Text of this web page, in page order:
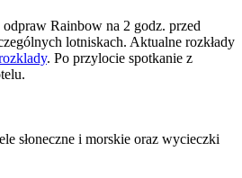
Rainbow na 2 godz. przed
lotniskach. Aktualne rozkłady
. Po przylocie spotkanie z
słoneczne i morskie oraz wycieczki